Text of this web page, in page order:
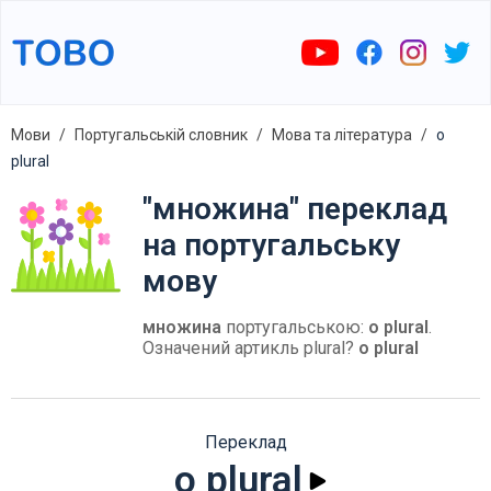
Мови Португальській словник Мова та література
o
plural
"множина" переклад
на португальську
мову
множина португальською: o plural.
Означений артикль plural? o plural
Переклад
o plural